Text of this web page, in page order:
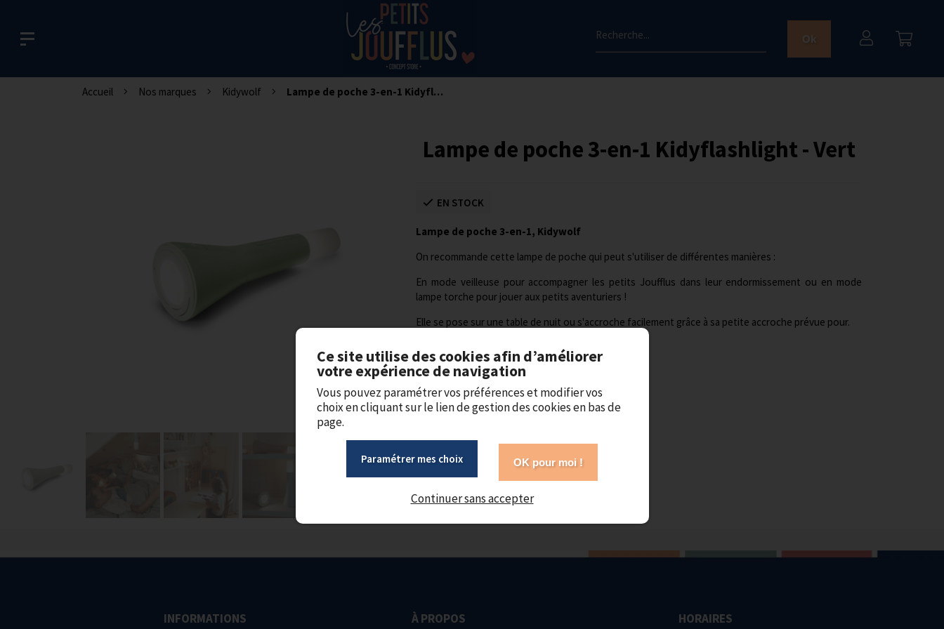
Recherche... Ok
Accueil Nos marques Kidywolf Lampe de poche 3-en-1 Kidyflashlight - Vert
Lampe de poche 3-en-1 Kidyflashlight - Vert
EN STOCK
Lampe de poche 3-en-1, Kidywolf
On recommande cette lampe de poche qui peut s'utiliser de différentes manières :
En mode veilleuse pour accompagner les petits Joufflus dans leur endormissement ou en mode
lampe torche pour jouer aux petits aventuriers !
Elle se pose sur une table de nuit ou s'accroche facilement grâce à sa petite accroche prévue pour.
Rechargeable avec un câble USB-C fourni
Dès 4 ans
19,90 €
Ajouter au panier
INFORMATIONS À PROPOS HORAIRES
Ce site utilise des cookies afin d’améliorer
votre expérience de navigation
Vous pouvez paramétrer vos préférences et modifier vos
choix en cliquant sur le lien de gestion des cookies en bas de
page.
Paramétrer mes choix OK pour moi !
Continuer sans accepter